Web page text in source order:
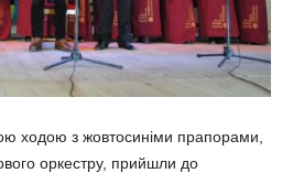
ходою з жовтосиніми прапорами,
оркестру, прийшли до